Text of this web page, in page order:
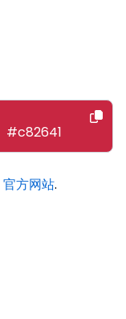
#c82641
官方网站.